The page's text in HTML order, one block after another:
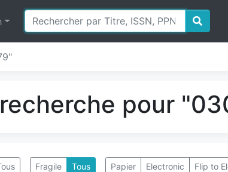
pour
Fragile Tous Papier Electronic Flip to